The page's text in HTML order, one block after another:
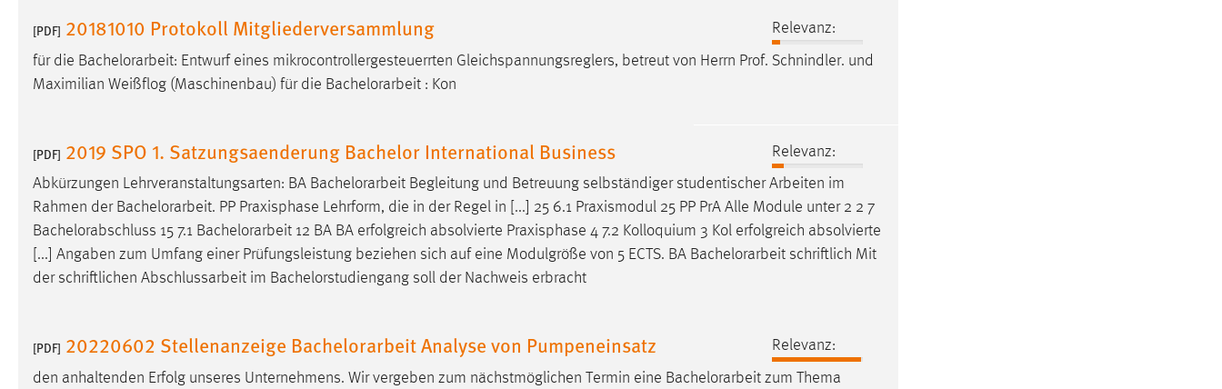
[PDF] 20181010 Protokoll Mitgliederversammlung
Relevanz:
für die Bachelorarbeit: Entwurf eines mikrocontrollergesteuerrten Gleichspannungsreglers, betreut von Herrn Prof. Schnindler. und
Maximilian Weißflog (Maschinenbau) für die Bachelorarbeit : Kon
[PDF] 2019 SPO 1. Satzungsaenderung Bachelor International Business
Relevanz:
Abkürzungen Lehrveranstaltungsarten: BA Bachelorarbeit Begleitung und Betreuung selbständiger studentischer Arbeiten im
Rahmen der Bachelorarbeit. PP Praxisphase Lehrform, die in der Regel in [...] 25 6.1 Praxismodul 25 PP PrA Alle Module unter 2 2 7
Bachelorabschluss 15 7.1 Bachelorarbeit 12 BA BA erfolgreich absolvierte Praxisphase 4 7.2 Kolloquium 3 Kol erfolgreich absolvierte
[...] Angaben zum Umfang einer Prüfungsleistung beziehen sich auf eine Modulgröße von 5 ECTS. BA Bachelorarbeit schriftlich Mit
der schriftlichen Abschlussarbeit im Bachelorstudiengang soll der Nachweis erbracht
[PDF] 20220602 Stellenanzeige Bachelorarbeit Analyse von Pumpeneinsatz
Relevanz:
den anhaltenden Erfolg unseres Unternehmens. Wir vergeben zum nächstmöglichen Termin eine Bachelorarbeit zum Thema
Chat
Name:
MibewSessionID, MIBEW_UserID,
Zweck:
Wird benötigt um die Chatfunktion
nutzen zu können.
Cookie Laufzeit:
MibewSessionID, mibew-chat-frame-
style-5e9dbeb1811c0446 =
Sitzungslaufzeit, mibew_locale = 3
Jahre, MIBEW_UserID = 1 Jahr